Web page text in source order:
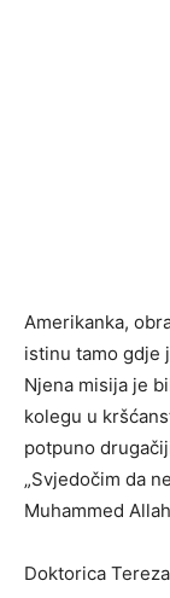
Amerikanka,
istinu tamo gdje
Njena misija je
kolegu u
potpuno
„Svjedočim da
Muhammed
Doktorica